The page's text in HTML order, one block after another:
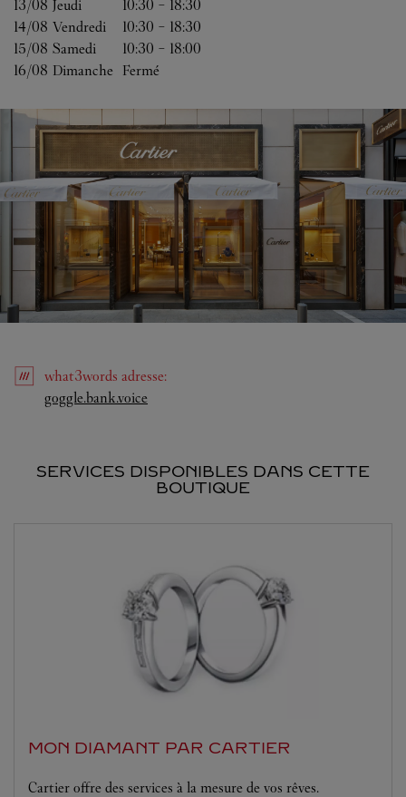
13/08 Jeudi 10:30 - 18:30
14/08 Vendredi 10:30 - 18:30
15/08 Samedi 10:30 - 18:00
16/08 Dimanche Fermé
what3words adresse:
goggle.bank.voice
SERVICES DISPONIBLES DANS CETTE
BOUTIQUE
MON DIAMANT PAR CARTIER
Cartier offre des services à la mesure de vos rêves.